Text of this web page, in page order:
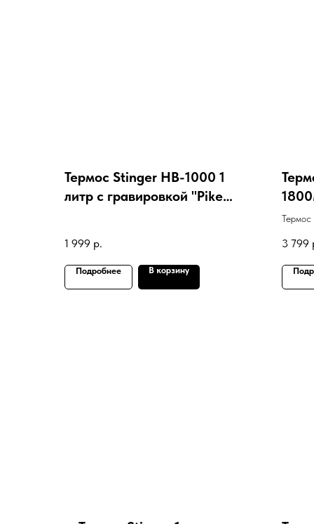
Термос Stinger HB-1000 1
литр с гравировкой "Pike
1 999 р.
Подробнее В корзину
Термос
3 799